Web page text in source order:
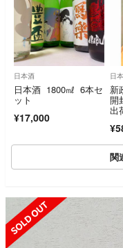
日本酒
日本酒 1800㎖ 6本セ
ット
¥17,000
日
新
開
出
関
SOLD OUT